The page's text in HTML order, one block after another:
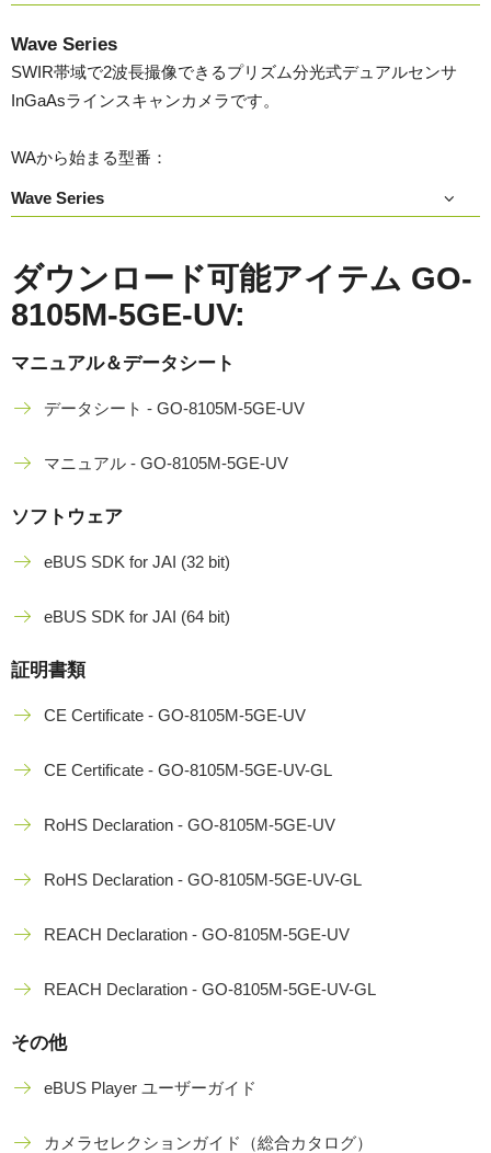
Wave Series
SWIR帯域で2波長撮像できるプリズム分光式デュアルセンサ
InGaAsラインスキャンカメラです。
WAから始まる型番：
Wave Series
ダウンロード可能アイテム GO-
8105M-5GE-UV:
マニュアル＆データシート
データシート - GO-8105M-5GE-UV
マニュアル - GO-8105M-5GE-UV
ソフトウェア
eBUS SDK for JAI (32 bit)
eBUS SDK for JAI (64 bit)
証明書類
CE Certificate - GO-8105M-5GE-UV
CE Certificate - GO-8105M-5GE-UV-GL
RoHS Declaration - GO-8105M-5GE-UV
RoHS Declaration - GO-8105M-5GE-UV-GL
REACH Declaration - GO-8105M-5GE-UV
REACH Declaration - GO-8105M-5GE-UV-GL
その他
eBUS Player ユーザーガイド
カメラセレクションガイド（総合カタログ）